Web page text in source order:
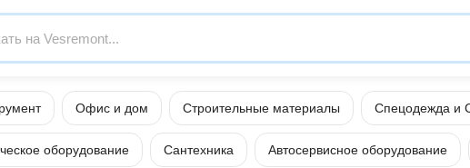
Офис и дом Строительные материалы Спецодежда и
оборудование Сантехника Автосервисное оборудование